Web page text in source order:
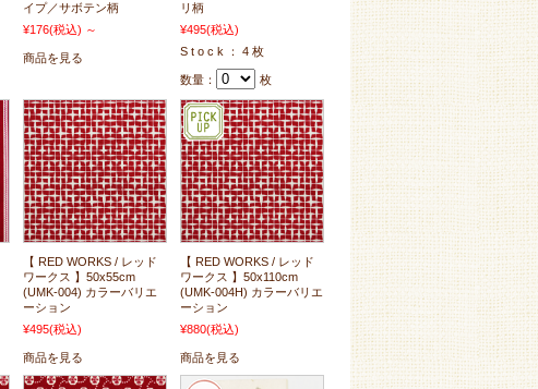
イプ／サボテン柄
¥176(税込) ～
商品を見る
リ柄
¥495(税込)
S t o c k ： 4 枚
数量： 枚
【 RED WORKS / レッド
ワークス 】50x55cm
(UMK-004) カラーバリエ
ーション
¥495(税込)
商品を見る
【 RED WORKS / レッド
ワークス 】50x110cm
(UMK-004H) カラーバリエ
ーション
¥880(税込)
商品を見る